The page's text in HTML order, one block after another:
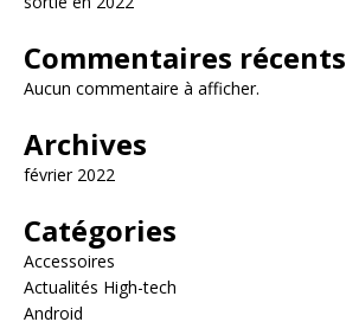
Commentaires récents
Aucun commentaire à afficher.
Archives
février 2022
Catégories
Accessoires
Actualités High-tech
Android